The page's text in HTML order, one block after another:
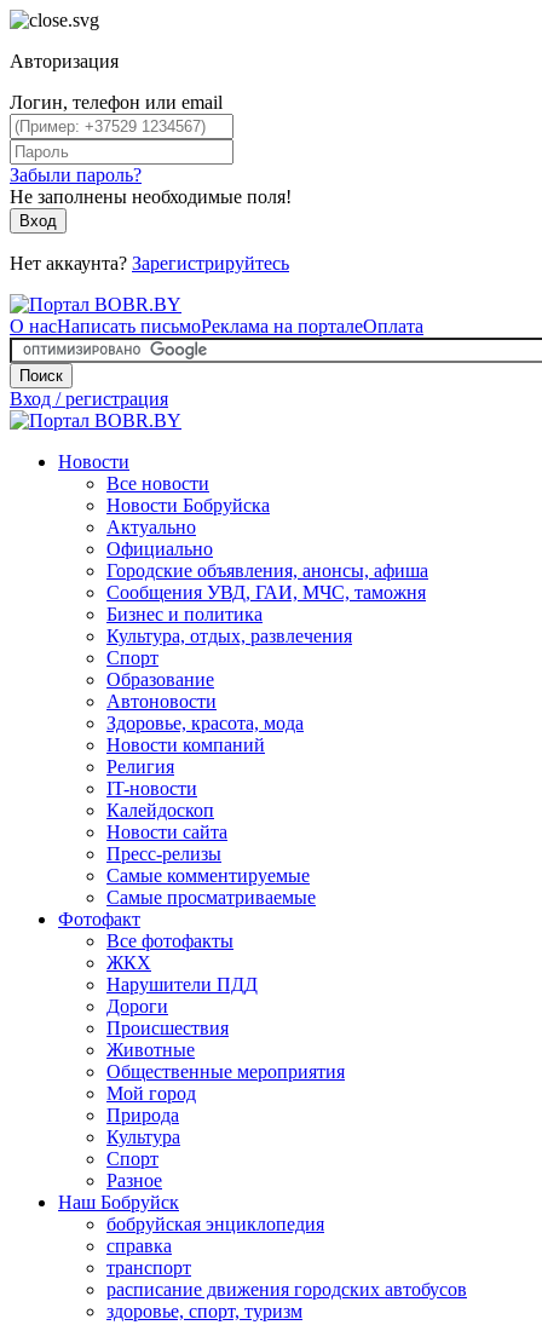
Авторизация
Логин, телефон или email
Забыли пароль?
Не заполнены необходимые поля!
Вход
Нет аккаунта? Зарегистрируйтесь
О насНаписать письмоРеклама на порталеОплата
Поиск
Вход / регистрация
Новости
Все новости
Новости Бобруйска
Актуально
Официально
Городские объявления, анонсы, афиша
Сообщения УВД, ГАИ, МЧС, таможня
Бизнес и политика
Культура, отдых, развлечения
Спорт
Образование
Автоновости
Здоровье, красота, мода
Новости компаний
Религия
IT-новости
Калейдоскоп
Новости сайта
Пресс-релизы
Самые комментируемые
Самые просматриваемые
Фотофакт
Все фотофакты
ЖКХ
Нарушители ПДД
Дороги
Происшествия
Животные
Общественные мероприятия
Мой город
Природа
Культура
Спорт
Разное
Наш Бобруйск
бобруйская энциклопедия
справка
транспорт
расписание движения городских автобусов
здоровье, спорт, туризм